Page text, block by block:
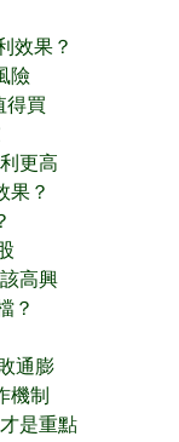
效果？
險
得買
更高
果？
高興
？
通膨
機制
是重點